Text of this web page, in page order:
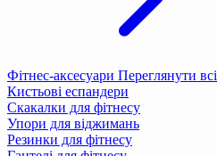
Фітнес-аксесуари Переглянути всі
Кистьові еспандери
Скакалки для фітнесу
Упори для віджимань
Резинки для фітнесу